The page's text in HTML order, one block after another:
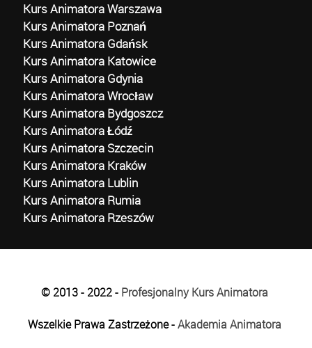
Kurs Animatora Warszawa
Kurs Animatora Poznań
Kurs Animatora Gdańsk
Kurs Animatora Katowice
Kurs Animatora Gdynia
Kurs Animatora Wrocław
Kurs Animatora Bydgoszcz
Kurs Animatora Łódź
Kurs Animatora Szczecin
Kurs Animatora Kraków
Kurs Animatora Lublin
Kurs Animatora Rumia
Kurs Animatora Rzeszów
© 2013 - 2022 - Profesjonalny Kurs Animatora
Wszelkie Prawa Zastrzeżone -Akademia Animatora